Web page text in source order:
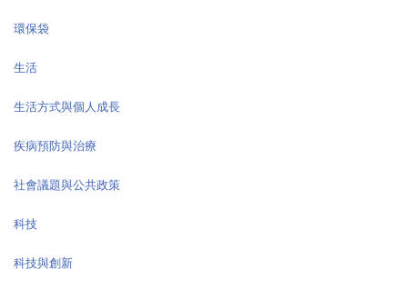
環保袋
生活
生活方式與個人成長
疾病預防與治療
社會議題與公共政策
科技
科技與創新